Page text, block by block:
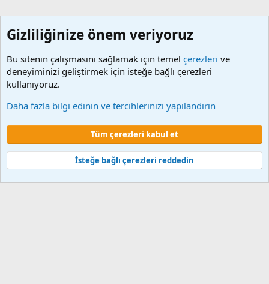
Çerezler
Şartlar ve kurallar
Gizlilik politikası Yardım Ana sayfa
Community platform by XenForo © 2010-2024 XenForo Ltd.
Türkçe yama 🇹🇷 [XGT] Yazılım ve web hizmetleri 2014-2024
Gizliliğinize önem veriyoruz
Bu sitenin çalışmasını sağlamak için temel çerezleri ve
deneyiminizi geliştirmek için isteğe bağlı çerezleri
kullanıyoruz.
Daha fazla bilgi edinin ve tercihlerinizi yapılandırın
Tüm çerezleri kabul et
İsteğe bağlı çerezleri reddedin